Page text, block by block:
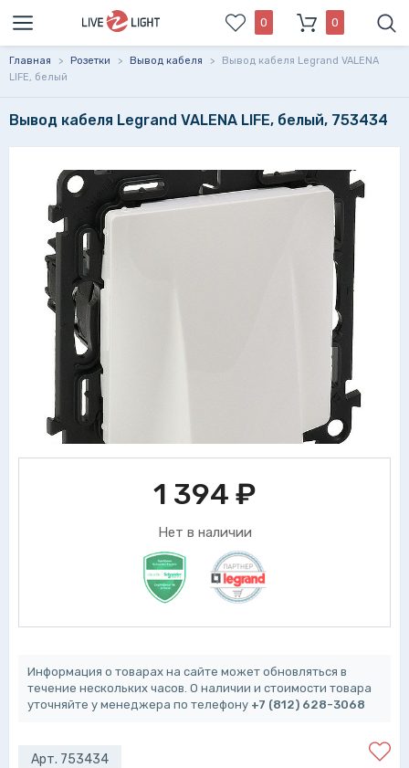
0 0
Главная > Розетки > Вывод кабеля >
Вывод кабеля Legrand VALENA
LIFE, белый
Вывод кабеля Legrand VALENA LIFE, белый, 753434
1 394 ₽
Нет в наличии
Информация о товарах на сайте может обновляться в
течение нескольких часов. О наличии и стоимости товара
уточняйте у менеджера по телефону +7 (812) 628-3068
Арт. 753434